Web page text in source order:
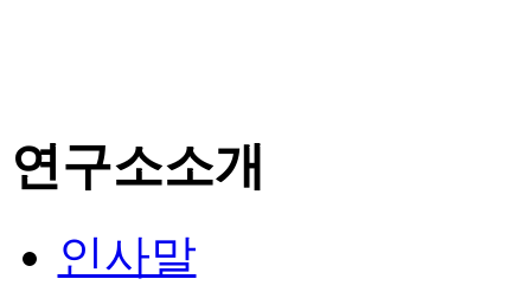
연구소소개
인사말